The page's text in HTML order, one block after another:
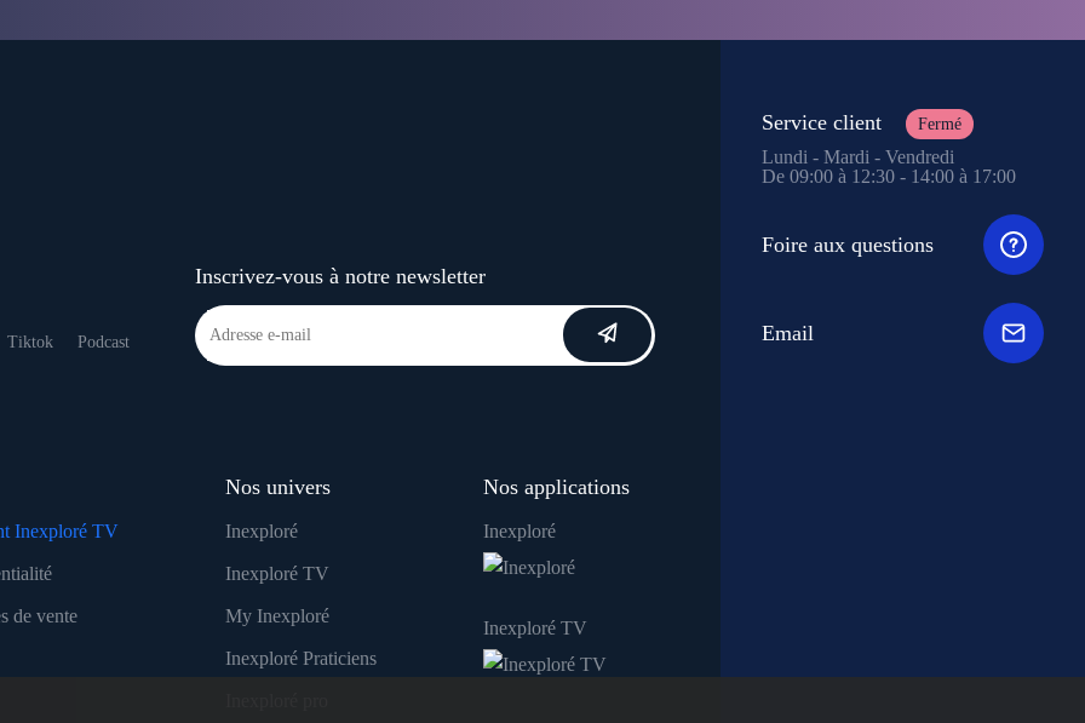
Tiktok Podcast
Inscrivez-vous à notre newsletter
Inexploré TV
de vente
Nos univers
Inexploré
Inexploré TV
My Inexploré
Inexploré Praticiens
Nos applications
Inexploré
Inexploré TV
Service client Fermé
Lundi - Mardi - Vendredi
De 09:00 à 12:30 - 14:00 à 17:00
Foire aux questions
Email